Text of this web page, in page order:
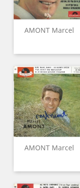
AMONT Marcel
AMONT Marcel